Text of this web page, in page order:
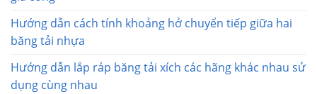
Hướng dẫn cách tính khoảng hở chuyển tiếp giữa hai
băng tải nhựa
Hướng dẫn lắp ráp băng tải xích các hãng khác nhau sử
dụng cùng nhau